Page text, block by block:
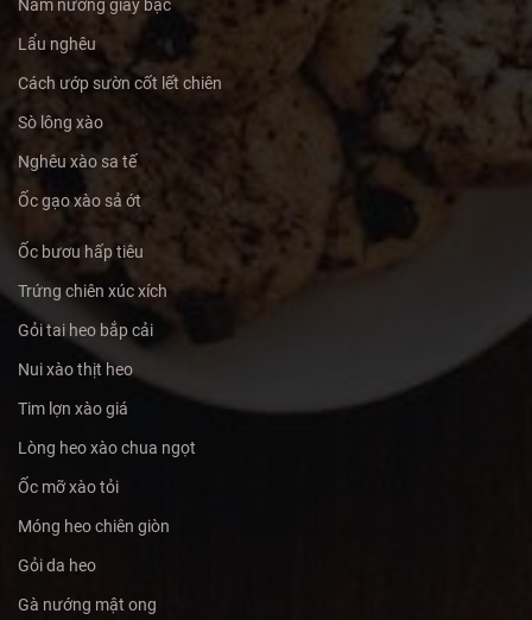
Nấm nướng giấy bạc
Lẩu nghêu
Cách ướp sườn cốt lết chiên
Sò lông xào
Nghêu xào sa tế
Ốc gạo xào sả ớt
Ốc bươu hấp tiêu
Trứng chiên xúc xích
Gỏi tai heo bắp cải
Nui xào thịt heo
Tim lợn xào giá
Lòng heo xào chua ngọt
Ốc mỡ xào tỏi
Móng heo chiên giòn
Gỏi da heo
Gà nướng mật ong